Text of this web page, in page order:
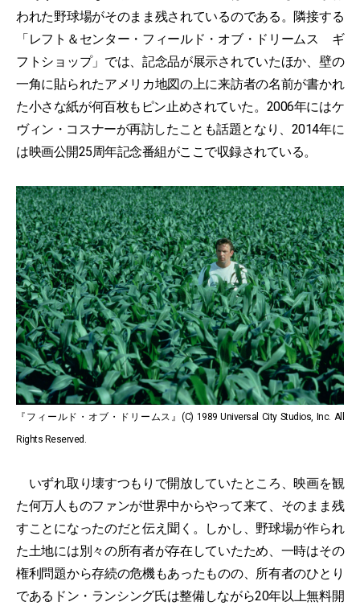
われた野球場がそのまま残されているのである。隣接する
「レフト＆センター・フィールド・オブ・ドリームス ギ
フトショップ」では、記念品が展示されていたほか、壁の
一角に貼られたアメリカ地図の上に来訪者の名前が書かれ
た小さな紙が何百枚もピン止めされていた。2006年にはケ
ヴィン・コスナーが再訪したことも話題となり、2014年に
は映画公開25周年記念番組がここで収録されている。
『フィールド・オブ・ドリームス』(C) 1989 Universal City Studios, Inc. All
Rights Reserved.
いずれ取り壊すつもりで開放していたところ、映画を観
た何万人ものファンが世界中からやって来て、そのまま残
すことになったのだと伝え聞く。しかし、野球場が作られ
た土地には別々の所有者が存在していたため、一時はその
権利問題から存続の危機もあったものの、所有者のひとり
であるドン・ランシング氏は整備しながら20年以上無料開